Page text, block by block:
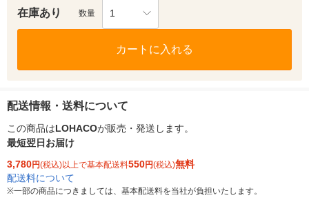
在庫あり 数量 1
カートに入れる
配送情報・送料について
この商品はLOHACOが販売・発送します。
最短翌日お届け
3,780円(税込)以上で基本配送料550円(税込)無料
配送料について
※一部の商品につきましては、基本配送料を当社が負担いたします。